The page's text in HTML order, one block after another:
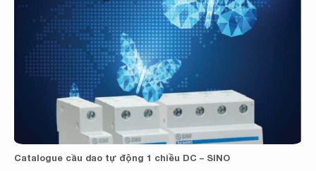
Catalogue cầu dao tự động 1 chiều DC – SINO